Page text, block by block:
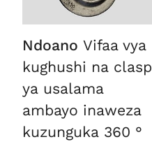
Ndoano Vifaa vya
kughushi na clasp
ya usalama
ambayo inaweza
kuzunguka 360 °